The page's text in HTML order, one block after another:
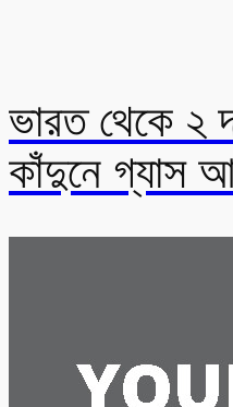
ভারত থেকে ২
কাঁদুনে গ্যাস